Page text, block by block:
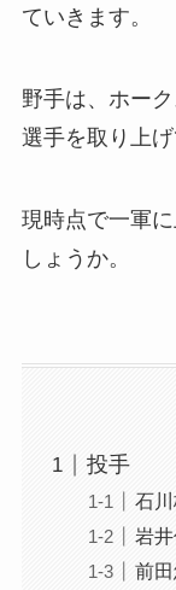
ていきます。
野手は、ホー
選手を取り上げ
現時点で一軍
しょうか。
投手
石
岩
前